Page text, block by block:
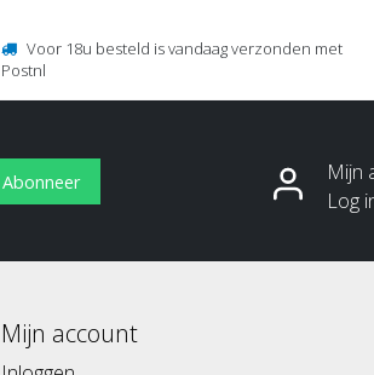
Voor 18u besteld is vandaag verzonden met
Postnl
Abonneer
Mijn
Log
Mijn account